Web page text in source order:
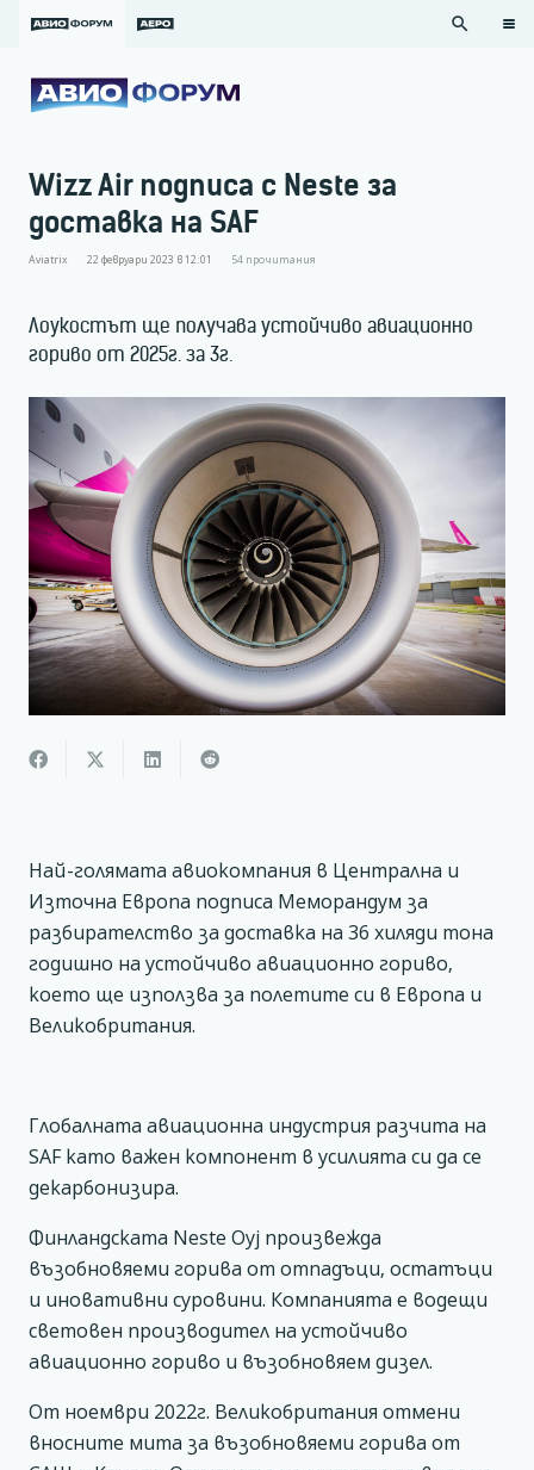
search
Wizz Air подписа с Neste за
доставка на SAF
Aviatrix 22 февруари 2023 в 12:01 54 прочитания
Лоукостът ще получава устойчиво авиационно
гориво от 2025г. за 3г.
Най-голямата авиокомпания в Централна и
Източна Европа подписа Меморандум за
разбирателство за доставка на 36 хиляди тона
годишно на устойчиво авиационно гориво,
което ще използва за полетите си в Европа и
Великобритания.
Глобалната авиационна индустрия разчита на
SAF като важен компонент в усилията си да се
декарбонизира.
Финландската Neste Oyj произвежда
възобновяеми горива от отпадъци, остатъци
и иновативни суровини. Компанията е водещи
световен производител на устойчиво
авиационно гориво и възобновяем дизел.
От ноември 2022г. Великобритания отмени
вносните мита за възобновяеми горива от